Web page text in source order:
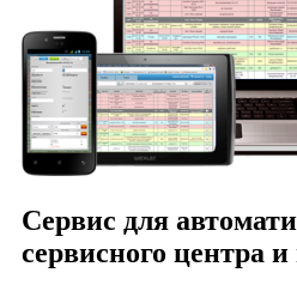
Сервис для
сервисного центра